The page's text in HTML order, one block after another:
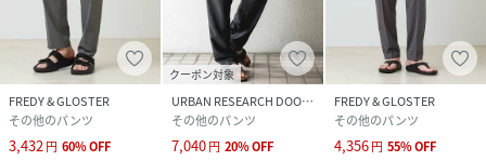
FREDY & GLOSTER
その他のパンツ
3,432円 60%OFF
クーポン対象
URBAN RESEARCH DOORS
その他のパンツ
7,040円 20%OFF
FREDY & GLOSTER
その他のパンツ
4,356円 55%OFF